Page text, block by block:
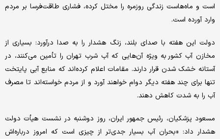
است و ماه‌هاست زندگی روزمره را مختل کرده، فشاری طاقت‌فرسا بر مردم
وارد آورده است.
دولت این هفته با صدای بلند، زنگ هشدار را به صدا درآورد: بسیاری از
مخازن آب کشور به‌ ویژه آن‌هایی که آب شرب تهران را تأمین می‌کنند، در
آستانه خشک شدن قرار دار‌ند. مقامات اعلام کرده‌اند که منابع آبی پایتخت
تنها برای چند هفته دیگر دوام خواهند آورد و از مردم خواسته‌اند تا مصرف
آب را به شدت کاهش دهند.
مسعود پزشکیان، رئیس جمهور ایران، روز دوشنبه در نشست هیأت دولت
هشدار داد: «بحران آب بسیار جدی‌تر از چیزی‌ است که امروز درباره‌اش